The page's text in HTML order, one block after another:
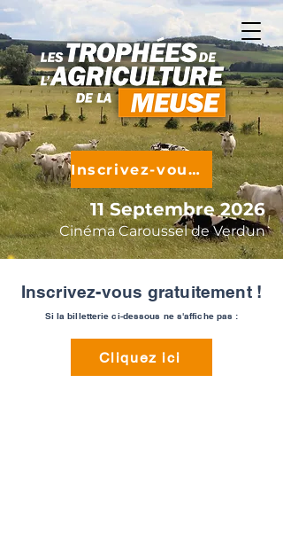
Inscrivez-vous !
11 Septembre 2026
Cinéma Caroussel de Verdun
Inscrivez-vous gratuitement !
Si la billetterie ci-dessous ne s'affiche pas :
Cliquez ici